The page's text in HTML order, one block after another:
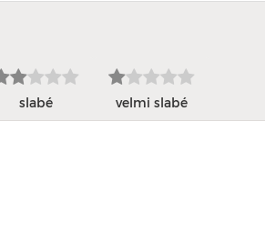
slabé velmi slabé